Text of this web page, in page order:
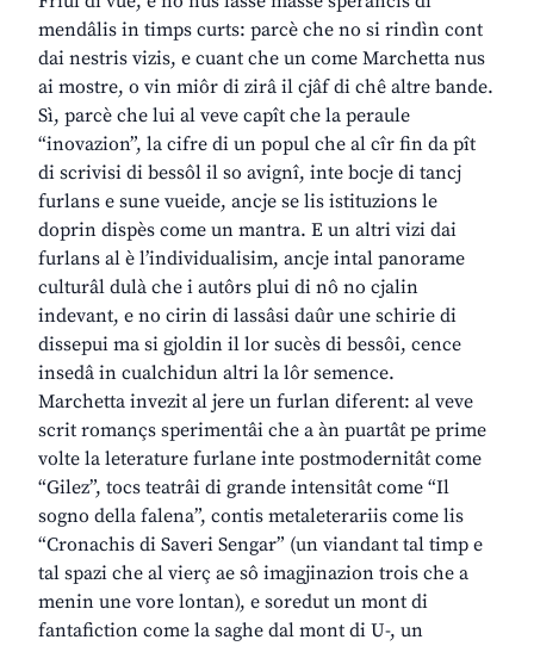
mendâlis in timps curts: parcè che no si rindìn cont
dai nestris vizis, e cuant che un come Marchetta nus
ai mostre, o vin miôr di zirâ il cjâf di chê altre bande.
Sì, parcè che lui al veve capît che la peraule
“inovazion”, la cifre di un popul che al cîr fin da pît
di scrivisi di bessôl il so avignî, inte bocje di tancj
furlans e sune vueide, ancje se lis istituzions le
doprin dispès come un mantra. E un altri vizi dai
furlans al è l’individualisim, ancje intal panorame
culturâl dulà che i autôrs plui di nô no cjalin
indevant, e no cirin di lassâsi daûr une schirie di
dissepui ma si gjoldin il lor sucès di bessôi, cence
insedâ in cualchidun altri la lôr semence.
Marchetta invezit al jere un furlan diferent: al veve
scrit romançs sperimentâi che a àn puartât pe prime
volte la leterature furlane inte postmodernitât come
“Gilez”, tocs teatrâi di grande intensitât come “Il
sogno della falena”, contis metaleterariis come lis
“Cronachis di Saveri Sengar” (un viandant tal timp e
tal spazi che al vierç ae sô imagjinazion trois che a
menin une vore lontan), e soredut un mont di
fantafiction come la saghe dal mont di U-, un